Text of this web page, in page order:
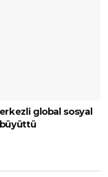
global sosyal